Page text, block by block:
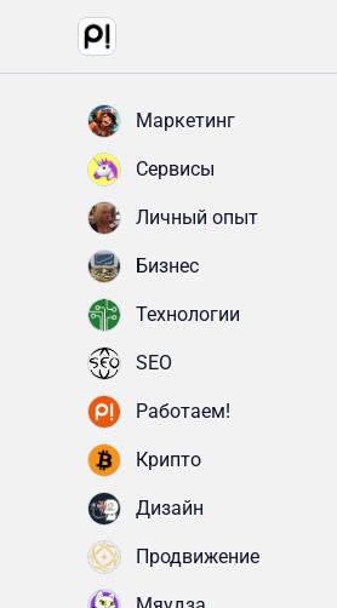
Маркетинг
Сервисы
Личный опыт
Бизнес
Технологии
SEO
Работаем!
Крипто
Дизайн
Продвижение